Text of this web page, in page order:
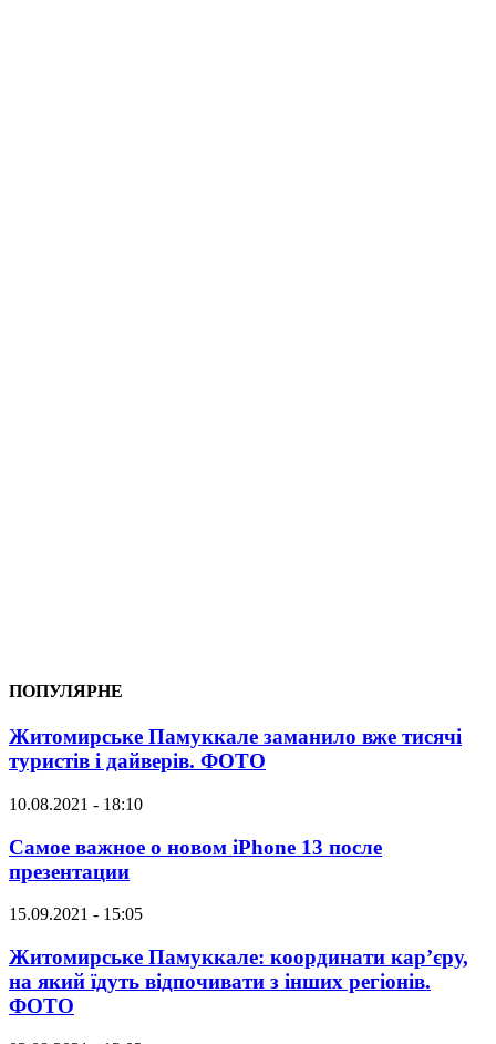
ПОПУЛЯРНЕ
Житомирське Памуккале заманило вже тисячі
туристів і дайверів. ФОТО
10.08.2021 - 18:10
Самое важное о новом iPhone 13 после
презентации
15.09.2021 - 15:05
Житомирське Памуккале: координати кар’єру,
на який їдуть відпочивати з інших регіонів.
ФОТО